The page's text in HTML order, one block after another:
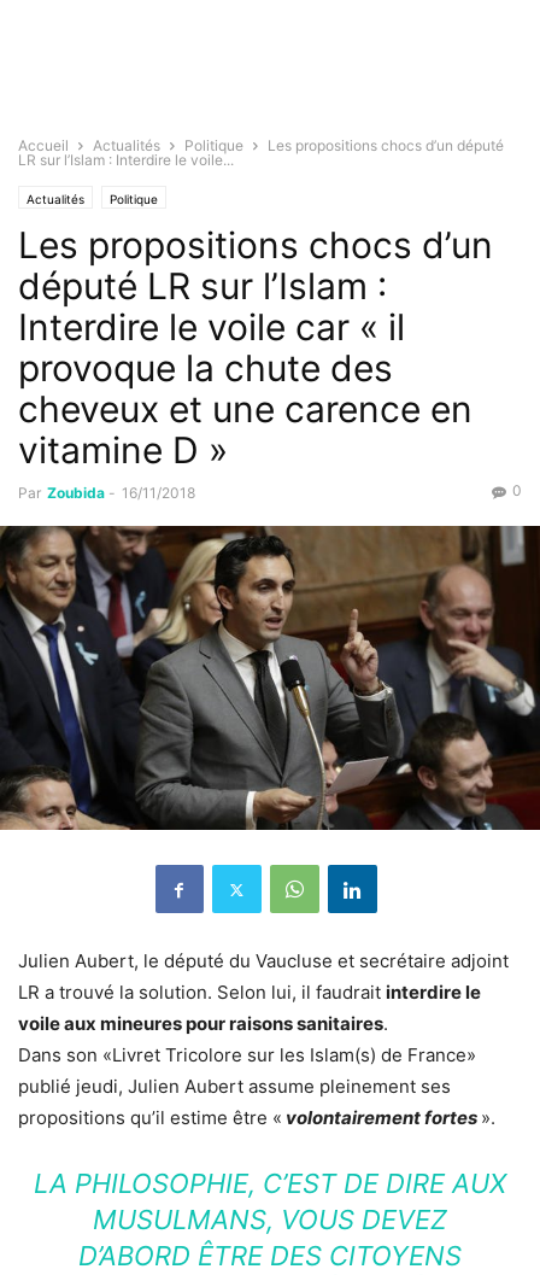
Accueil Actualités Politique
Les propositions chocs d’un député
LR sur l’Islam : Interdire le voile...
Actualités Politique
Les propositions chocs d’un
député LR sur l’Islam :
Interdire le voile car « il
provoque la chute des
cheveux et une carence en
vitamine D »
Par Zoubida - 16/11/2018 0
Julien Aubert, le député du Vaucluse et secrétaire adjoint
LR a trouvé la solution. Selon lui, il faudrait interdire le
voile aux mineures pour raisons sanitaires.
Dans son «Livret Tricolore sur les Islam(s) de France»
publié jeudi, Julien Aubert assume pleinement ses
propositions qu’il estime être « volontairement fortes ».
LA PHILOSOPHIE, C’EST DE DIRE AUX
MUSULMANS, VOUS DEVEZ
D’ABORD ÊTRE DES CITOYENS